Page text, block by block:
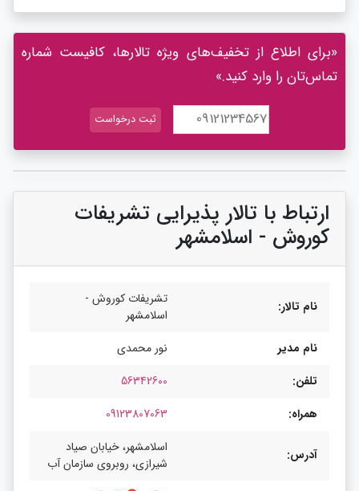
«برای اطلاع از تخفیف‌های ویژه تالارها، کافیست شماره
تماس‌تان را وارد کنید.»
ارتباط با تالار پذیرایی تشریفات
کوروش - اسلامشهر
نام تالار:
تشریفات کوروش -
اسلامشهر
نام مدیر
نور محمدی
تلفن:
56342600
همراه:
09123807063
آدرس:
اسلامشهر، خیابان صیاد
شیرازی، روبروی سازمان آب